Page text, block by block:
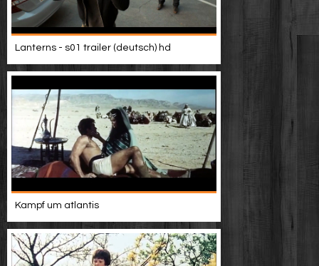
Lanterns - s01 trailer (deutsch) hd
Kampf um atlantis